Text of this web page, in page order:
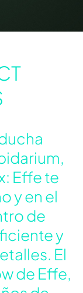
Effe te
y en el
de
y
El
de Effe,